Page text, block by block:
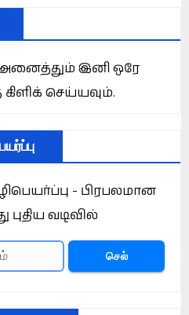
இனி ஒரே
செய்யவும்.
- பிரபலமான
வடிவில்
செல்